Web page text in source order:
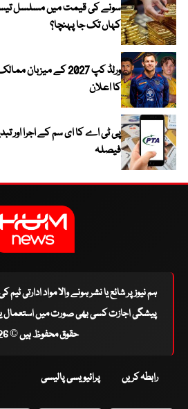
سونے کی قیمت میں مسلسل
کہاں تک جا پہنچا؟
ورلڈ کپ 2027 کے
کا اعلان
پی ٹی اے کا ای سم کے اجرا اور
فیصلہ
ہم نیوز پر شائع یا نشر ہونے والا مواد ادارتی
پیشگی اجازت کسی بھی صورت میں استعمال
حقوق محفوظ ہیں © 2026
رابطہ کریں پرائیویسی پالیسی